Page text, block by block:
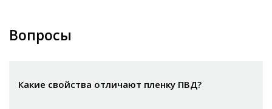
Вопросы
Какие свойства отличают пленку ПВД?